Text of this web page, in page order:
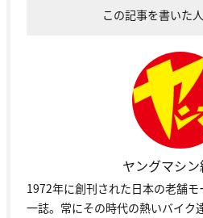
この記事を書いた
ヤングマシ
1972年に創刊された日本の老舗
一誌。常にその時代の熱いバイク